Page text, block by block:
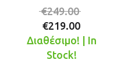
€249.00
was:
€219.00
Διαθέσιμο! | In
Stock!